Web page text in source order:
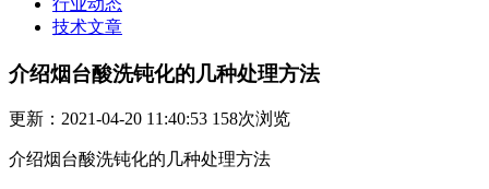
行业动态
技术文章
介绍烟台酸洗钝化的几种处理方法
更新：2021-04-20 11:40:53 158次浏览
介绍烟台酸洗钝化的几种处理方法